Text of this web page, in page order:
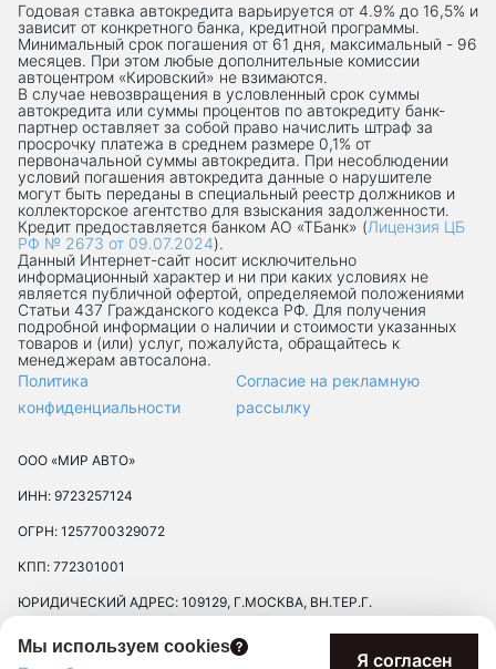
Мы используем cookies
Я согласен
Годовая ставка автокредита варьируется от 4.9% до 16,5% и
зависит от конкретного банка, кредитной программы.
Минимальный срок погашения от 61 дня, максимальный - 96
месяцев. При этом любые дополнительные комиссии
автоцентром «Кировский» не взимаются.
В случае невозвращения в условленный срок суммы
автокредита или суммы процентов по автокредиту банк-
партнер оставляет за собой право начислить штраф за
просрочку платежа в среднем размере 0,1% от
первоначальной суммы автокредита. При несоблюдении
условий погашения автокредита данные о нарушителе
могут быть переданы в специальный реестр должников и
коллекторское агентство для взыскания задолженности.
Кредит предоставляется банком АО «ТБанк» (Лицензия ЦБ
РФ № 2673 от 09.07.2024).
Данный Интернет-сaйт носит исключительно
информационный характер и ни при каких условиях не
является публичной офертой, определяемой положениями
Статьи 437 Гражданского кодекса РФ. Для получения
подробной информации о наличии и стоимости указанных
товаров и (или) услуг, пожалуйста, обращайтесь к
менеджерам автосалона.
Политика
конфиденциальности
Согласие на рекламную
рассылку
ООО «МИР АВТО»
ИНН: 9723257124
ОГРН: 1257700329072
КПП: 772301001
ЮРИДИЧЕСКИЙ АДРЕС: 109129, Г.МОСКВА, ВН.ТЕР.Г.
ТЕКСТИЛЬЩИКОВ, Д. 13, К. 2, ПОМЕЩ. 17/8П